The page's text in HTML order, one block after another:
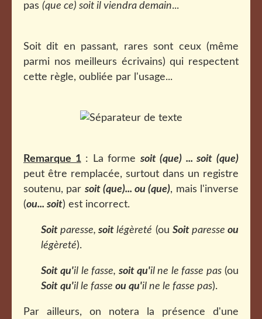
pas (que ce) soit il viendra demain...
Soit dit en passant, rares sont ceux (même
parmi nos meilleurs écrivains) qui respectent
cette règle, oubliée par l'usage...
Remarque 1: La forme soit (que) ... soit (que)
peut être remplacée, surtout dans un registre
soutenu, par soit (que)... ou (que), mais l'inverse
(ou... soit) est incorrect.
Soit paresse,soit légèreté (ou Soitparesseou
légèreté).
Soit qu'il le fasse, soit qu'il ne le fasse pas(ou
Soit qu'il le fasse ou qu'il ne le fasse pas).
Par ailleurs, on notera la présence d'une